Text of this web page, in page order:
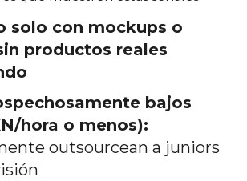
solo con mockups o
productos reales
bajos
hora o menos):
outsourcean a juniors